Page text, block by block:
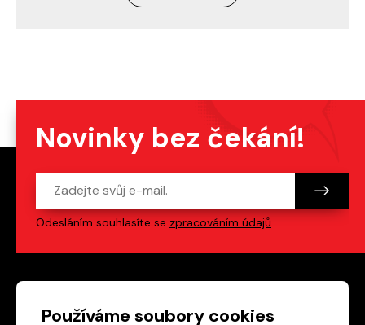
Používáme soubory cookies
Novinky bez čekání!
Odesláním souhlasíte se zpracováním údajů.
Patička webu Odkazy na sociální